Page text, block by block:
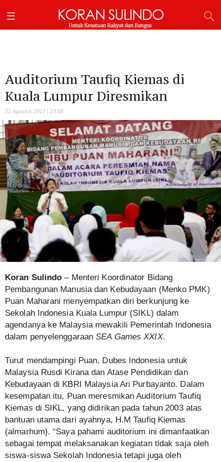
Auditorium Taufiq Kiemas di
Kuala Lumpur Diresmikan
21 Agustus 2017 | 23:58
Koran Sulindo – Menteri Koordinator Bidang
Pembangunan Manusia dan Kebudayaan (Menko PMK)
Puan Maharani menyempatkan diri berkunjung ke
Sekolah Indonesia Kuala Lumpur (SIKL) dalam
agendanya ke Malaysia mewakili Pemerintah Indonesia
dalam penyelenggaraanSEA Games XXIX.
Turut mendampingi Puan, Dubes Indonesia untuk
Malaysia Rusdi Kirana dan Atase Pendidikan dan
Kebudayaan di KBRI Malaysia Ari Purbayanto. Dalam
kesempatan itu, Puan meresmikan Auditorium Taufiq
Kiemas di SIKL, yang didirikan pada tahun 2003 atas
bantuan utama dari ayahnya, H.M Taufiq Kiemas
(almarhum). “Saya pahami auditorium ini dimanfaatkan
sebagai tempat melaksanakan kegiatan tidak saja oleh
siswa-siswa Sekolah Indonesia tetapi juga oleh